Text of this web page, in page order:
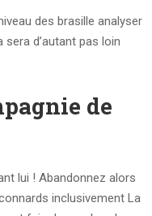
des brasille analyser
d’autant pas loin
de
lui ! Abandonnez alors
inclusivement La